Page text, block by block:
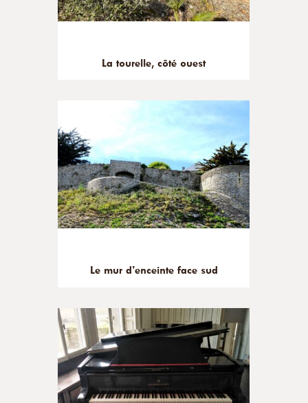
La tourelle, côté ouest
Le mur d’enceinte face sud